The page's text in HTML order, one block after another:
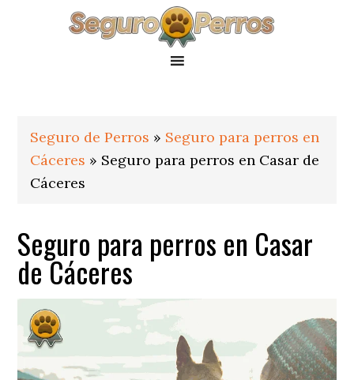
Seguro de Perros » Seguro para perros en
Cáceres » Seguro para perros en Casar de
Cáceres
Seguro para perros en Casar
de Cáceres